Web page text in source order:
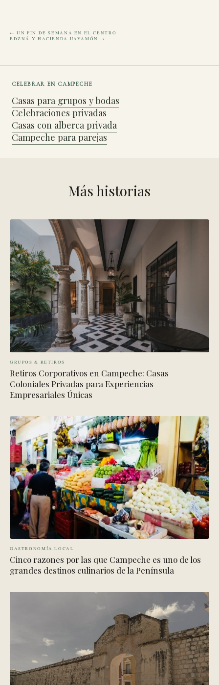
← UN FIN DE SEMANA EN EL CENTRO
EDZNÁ Y HACIENDA UAYAMÓN →
CELEBRAR EN CAMPECHE
Casas para grupos y bodas
Celebraciones privadas
Casas con alberca privada
Campeche para parejas
Más historias
GRUPOS & RETIROS
Retiros Corporativos en Campeche: Casas
Coloniales Privadas para Experiencias
Empresariales Únicas
GASTRONOMÍA LOCAL
Cinco razones por las que Campeche es uno de los
grandes destinos culinarios de la Península